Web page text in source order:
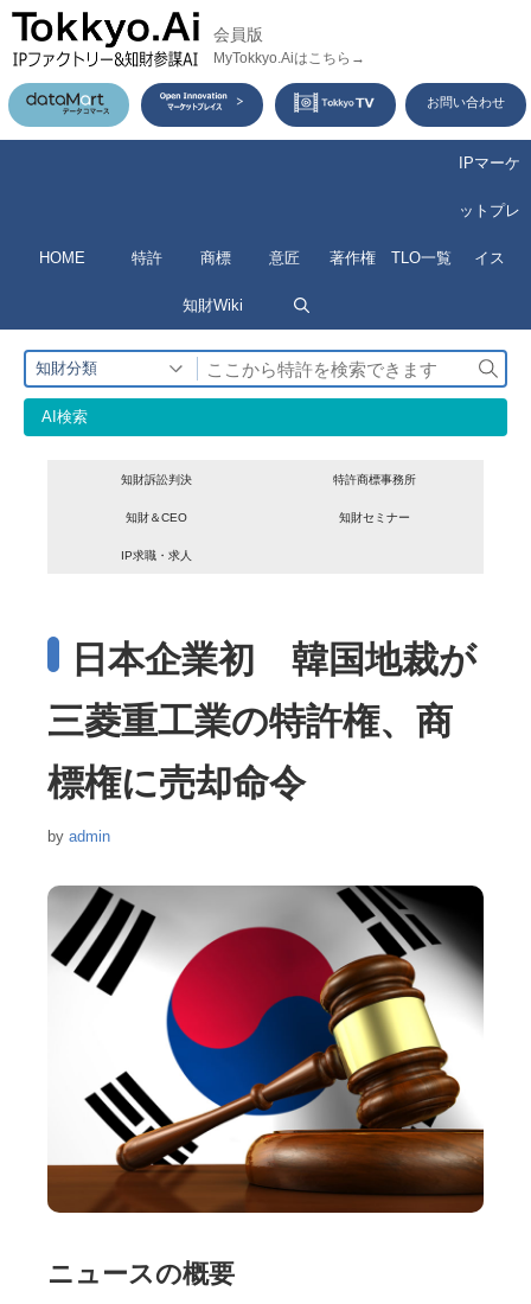
コ
ン
テ
ン
プ
会員版
MyTokkyo.Aiはこちら→
お問い合わせ
HOME 特許 商標 意匠 著作権 TLO一覧
IPマーケ
ットプレ
イス
知財Wiki
知財分類
検
索
AI検索
知財訴訟判決 特許商標事務所
知財＆CEO 知財セミナー
IP求職・求人
日本企業初 韓国地裁が
三菱重工業の特許権、商
標権に売却命令
by admin
ニュースの概要